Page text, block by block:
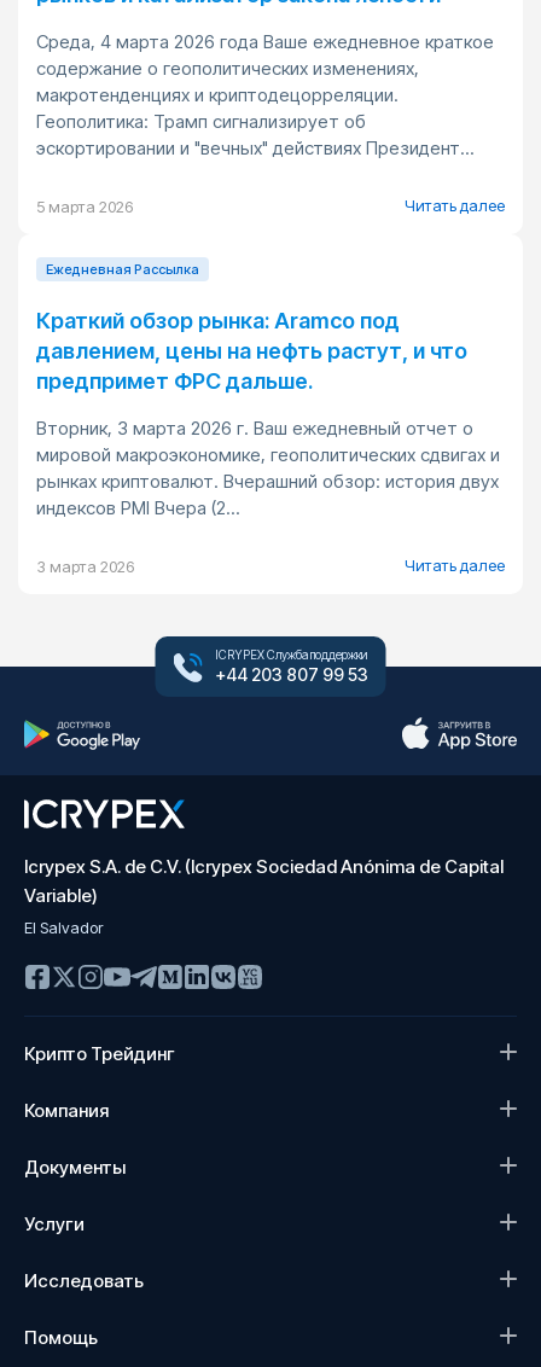
Среда, 4 марта 2026 года Ваше ежедневное краткое
содержание о геополитических изменениях,
макротенденциях и криптодецорреляции.
Геополитика: Трамп сигнализирует об
эскортировании и "вечных" действиях Президент...
5 марта 2026 Читать далее
Ежедневная Pассылка
Краткий обзор рынка: Aramco под
давлением, цены на нефть растут, и что
предпримет ФРС дальше.
Вторник, 3 марта 2026 г. Ваш ежедневный отчет о
мировой макроэкономике, геополитических сдвигах и
рынках криптовалют. Вчерашний обзор: история двух
индексов PMI Вчера (2...
3 марта 2026 Читать далее
ICRYPEX Служба поддержки
+44 203 807 99 53
Icrypex S.A. de C.V. (Icrypex Sociedad Anónima de Capital
Variable)
El Salvador
Крипто Трейдинг
Компания
Документы
Услуги
Исследовать
Помощь